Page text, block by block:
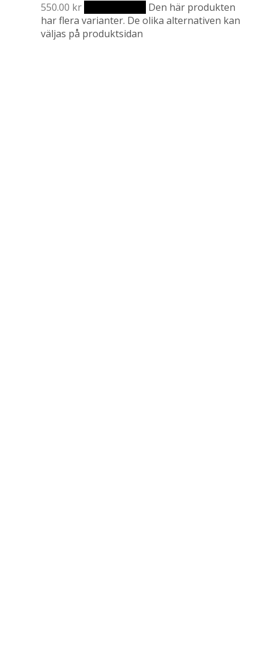
550.00 kr
Den här produkten
har flera varianter. De olika alternativen kan
väljas på produktsidan